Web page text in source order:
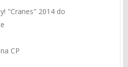
"Cranes" 2014 do
CP